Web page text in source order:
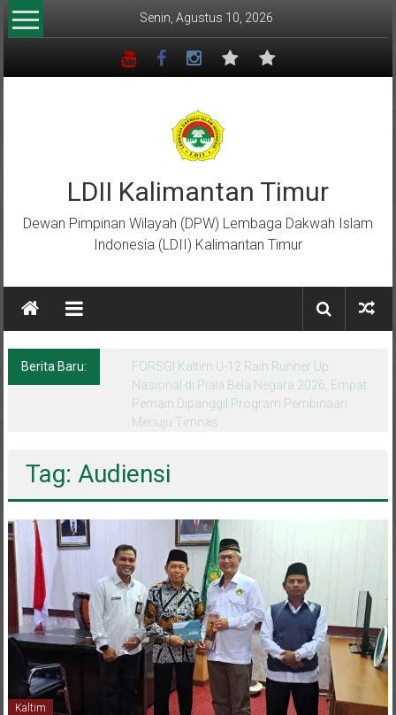
Lompat
ke
Senin, Agustus 10, 2026
LDII Kalimantan Timur
Dewan Pimpinan Wilayah (DPW) Lembaga Dakwah Islam
Indonesia (LDII) Kalimantan Timur
Berita Baru:
FORSGI Kaltim U-12 Raih Runner Up
Nasional di Piala Bela Negara 2026, Empat
Pemain Dipanggil Program Pembinaan
Menuju Timnas
Tag: Audiensi
Kaltim